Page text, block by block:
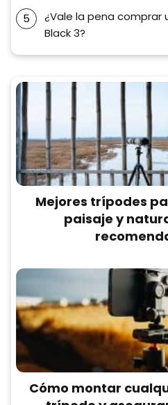
¿Vale la pena comprar
Black 3?
Mejores trípodes
paisaje y
Cómo montar